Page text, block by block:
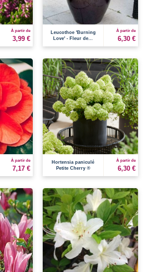
À partir de
3,99 €
Leucothoe 'Burning
Love' - Fleur de...
À partir de
6,30 €
À partir de
7,17 €
Hortensia paniculé
Petite Cherry ®
À partir de
6,30 €